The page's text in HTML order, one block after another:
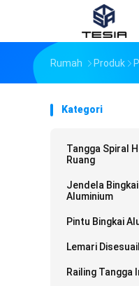
Rumah Produk
Kategori
Tangga Spiral
Ruang
Jendela Bingkai
Aluminium
Pintu Bingkai
Lemari
Railing Tangga